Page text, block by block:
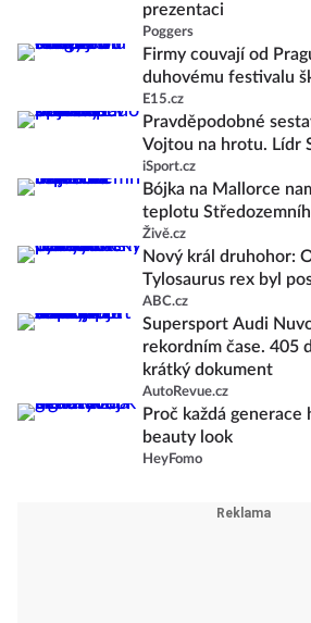
prezentaci
Poggers
Firmy couvají od
duhovému festivalu
E15.cz
Pravděpodobné
Vojtou na hrotu. Lídr
iSport.cz
Bójka na Mallorce
teplotu
Živě.cz
Nový král druhohor:
Tylosaurus rex byl
ABC.cz
Supersport Audi
rekordním čase. 405
krátký dokument
AutoRevue.cz
Proč každá generace
beauty look
HeyFomo